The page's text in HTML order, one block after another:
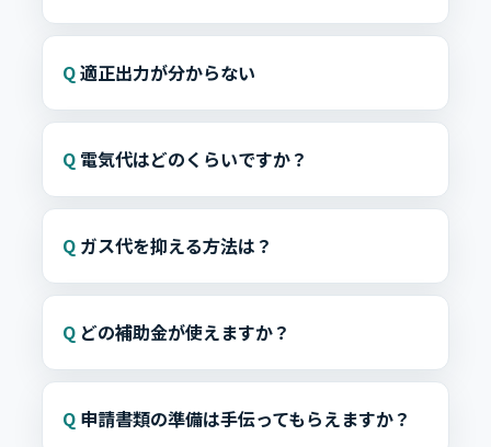
適正出力が分からない
電気代はどのくらいですか？
ガス代を抑える方法は？
どの補助金が使えますか？
申請書類の準備は手伝ってもらえますか？